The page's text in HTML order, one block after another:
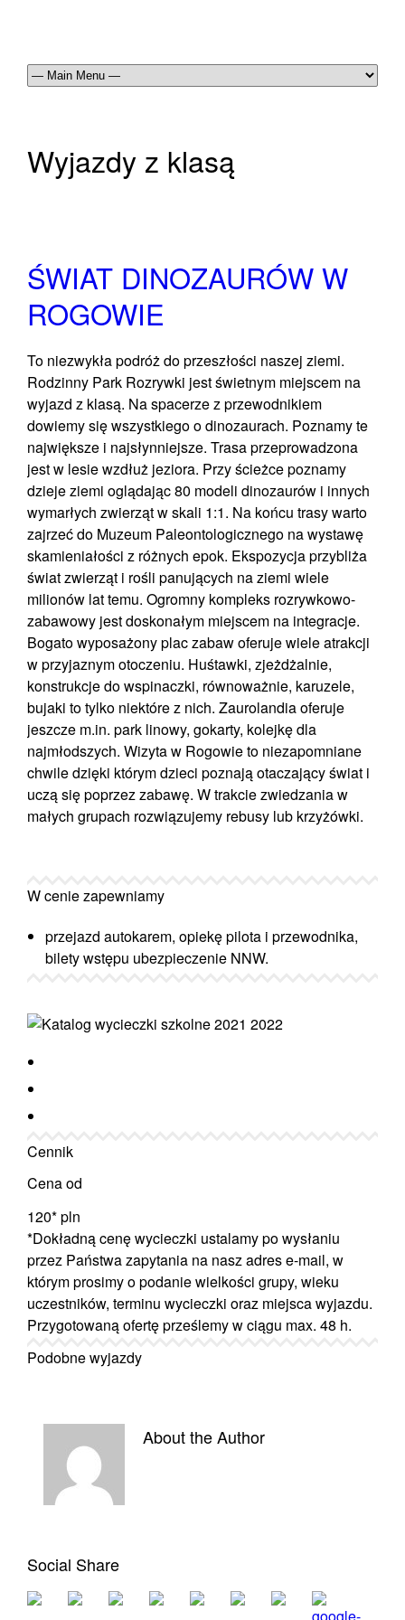
Wyjazdy z klasą
ŚWIAT DINOZAURÓW W
ROGOWIE
To niezwykła podróż do przeszłości naszej ziemi.
Rodzinny Park Rozrywki jest świetnym miejscem na
wyjazd z klasą. Na spacerze z przewodnikiem
dowiemy się wszystkiego o dinozaurach. Poznamy te
największe i najsłynniejsze. Trasa przeprowadzona
jest w lesie wzdłuż jeziora. Przy ścieżce poznamy
dzieje ziemi oglądając80 modeli dinozaurów i innych
wymarłych zwierząt w skali 1:1. Na końcu trasy warto
zajrzeć do Muzeum Paleontologicznego na wystawę
skamieniałości z różnych epok. Ekspozycja przybliża
świat zwierząt i rośli panujących na ziemi wiele
milionów lat temu. Ogromny kompleks rozrywkowo-
zabawowy jest doskonałym miejscem na integracje.
Bogato wyposażonyplac zabawoferuje wiele atrakcji
w przyjaznym otoczeniu. Huśtawki, zjeżdżalnie,
konstrukcje do wspinaczki, równoważnie, karuzele,
bujaki to tylko niektóre z nich. Zaurolandia oferuje
jeszcze m.in. park linowy, gokarty, kolejkę dla
najmłodszych. Wizyta w Rogowie to niezapomniane
chwile dzięki którym dzieci poznają otaczający świat i
uczą się poprzez zabawę. W trakcie zwiedzania w
małych grupach rozwiązujemy rebusy lub krzyżówki.
W cenie zapewniamy
przejazd autokarem, opiekę pilota i przewodnika,
bilety wstępu ubezpieczenie NNW.
Cennik
Cena od
120*pln
*Dokładną cenę wycieczki ustalamy po wysłaniu
przez Państwa zapytania na nasz adres e-mail, w
którym prosimy o podanie wielkości grupy, wieku
uczestników, terminu wycieczki oraz miejsca wyjazdu.
Przygotowaną ofertę prześlemy w ciągu max. 48 h.
Podobne wyjazdy
About the Author
Social Share